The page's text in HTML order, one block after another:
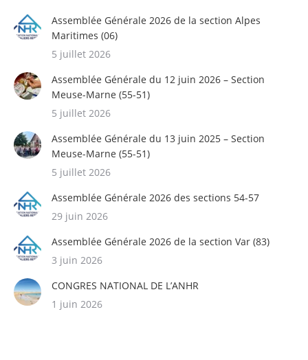
Assemblée Générale 2026 de la section Alpes
Maritimes (06)
5 juillet 2026
Assemblée Générale du 12 juin 2026 – Section
Meuse-Marne (55-51)
5 juillet 2026
Assemblée Générale du 13 juin 2025 – Section
Meuse-Marne (55-51)
5 juillet 2026
Assemblée Générale 2026 des sections 54-57
29 juin 2026
Assemblée Générale 2026 de la section Var (83)
3 juin 2026
CONGRES NATIONAL DE L’ANHR
1 juin 2026